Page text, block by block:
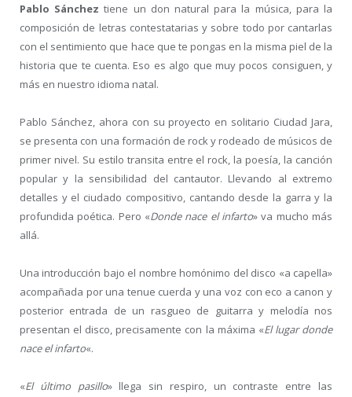
Pablo Sánchez tiene un don natural para la música, para la
composición de letras contestatarias y sobre todo por cantarlas
con el sentimiento que hace que te pongas en la misma piel de la
historia que te cuenta. Eso es algo que muy pocos consiguen, y
más en nuestro idioma natal.
Pablo Sánchez, ahora con su proyecto en solitario Ciudad Jara,
se presenta con una formación de rock y rodeado de músicos de
primer nivel. Su estilo transita entre el rock, la poesía, la canción
popular y la sensibilidad del cantautor. Llevando al extremo
detalles y el ciudado compositivo, cantando desde la garra y la
profundida poética. Pero «Donde nace el infarto» va mucho más
allá.
Una introducción bajo el nombre homónimo del disco «a capella»
acompañada por una tenue cuerda y una voz con eco a canon y
posterior entrada de un rasgueo de guitarra y melodía nos
presentan el disco, precisamente con la máxima «El lugar donde
nace el infarto«.
«El último pasillo» llega sin respiro, un contraste entre las